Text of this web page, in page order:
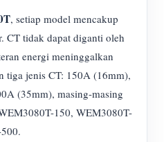
, setiap model mencakup
CT tidak dapat diganti oleh
energi meninggalkan
tiga jenis CT: 150A (16mm),
(35mm), masing-masing
150, WEM3080T-